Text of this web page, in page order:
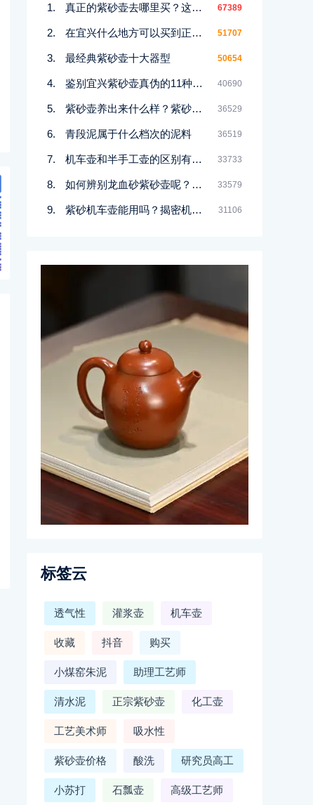
真正的紫砂壶去哪里买？这几个地方都能买到！ 67389
在宜兴什么地方可以买到正宗紫砂壶 51707
最经典紫砂壶十大器型 50654
鉴别宜兴紫砂壶真伪的11种好方法 40690
紫砂壶养出来什么样？紫砂壶包浆前后对比图鉴赏 36529
青段泥属于什么档次的泥料 36519
机车壶和半手工壶的区别有哪些 33733
如何辨别龙血砂紫砂壶呢？记住一点 33579
紫砂机车壶能用吗？揭密机车壶的真实面目 31106
标签云
透气性 灌浆壶 机车壶
收藏 抖音 购买
小煤窑朱泥 助理工艺师
清水泥 正宗紫砂壶 化工壶
工艺美术师 吸水性
紫砂壶价格 酸洗 研究员高工
小苏打 石瓢壶 高级工艺师